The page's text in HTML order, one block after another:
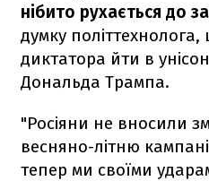
нібито рухається до
думку
диктатора йти в
Дональда Трампа.
"Росіяни не вносили
весняно-літню
тепер ми своїми